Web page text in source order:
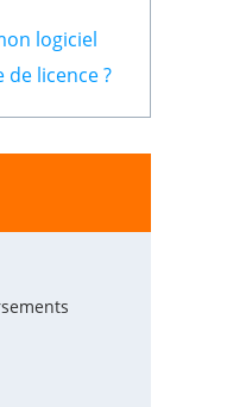
logiciel
licence ?